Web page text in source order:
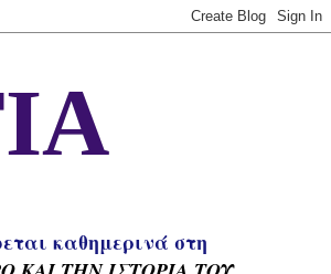
καθημερινά στη